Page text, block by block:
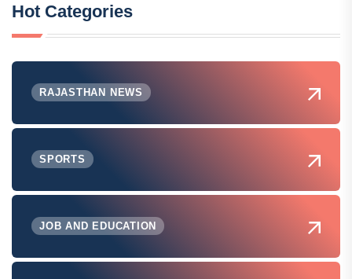
Hot Categories
RAJASTHAN NEWS
SPORTS
JOB AND EDUCATION